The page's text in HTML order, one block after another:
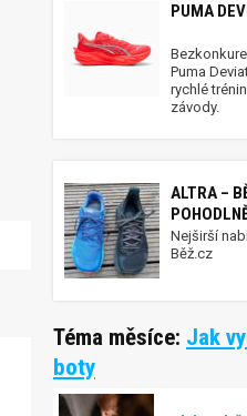
PUMA
Puma
rychlé
závody.
ALTRA –
Nejširší
Běž.cz
Téma měsíce: Jak
boty